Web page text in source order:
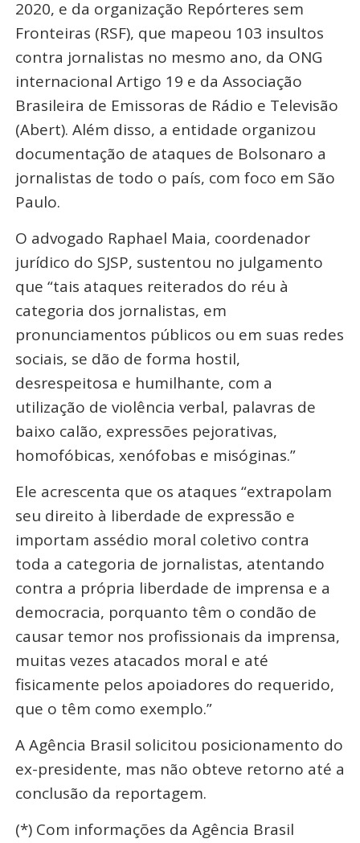
2020, e da organização Repórteres sem
Fronteiras (RSF), que mapeou 103 insultos
contra jornalistas no mesmo ano, da ONG
internacional Artigo 19 e da Associação
Brasileira de Emissoras de Rádio e Televisão
(Abert). Além disso, a entidade organizou
documentação de ataques de Bolsonaro a
jornalistas de todo o país, com foco em São
Paulo.
O advogado Raphael Maia, coordenador
jurídico do SJSP, sustentou no julgamento
que “tais ataques reiterados do réu à
categoria dos jornalistas, em
pronunciamentos públicos ou em suas redes
sociais, se dão de forma hostil,
desrespeitosa e humilhante, com a
utilização de violência verbal, palavras de
baixo calão, expressões pejorativas,
homofóbicas, xenófobas e misóginas.”
Ele acrescenta que os ataques “extrapolam
seu direito à liberdade de expressão e
importam assédio moral coletivo contra
toda a categoria de jornalistas, atentando
contra a própria liberdade de imprensa e a
democracia, porquanto têm o condão de
causar temor nos profissionais da imprensa,
muitas vezes atacados moral e até
fisicamente pelos apoiadores do requerido,
que o têm como exemplo.”
A Agência Brasil solicitou posicionamento do
ex-presidente, mas não obteve retorno até a
conclusão da reportagem.
(*) Com informações da Agência Brasil